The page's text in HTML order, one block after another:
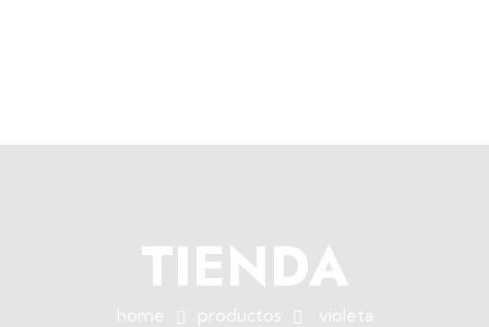
home productos violeta
TIENDA